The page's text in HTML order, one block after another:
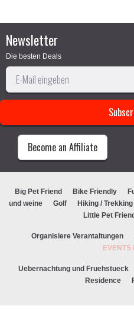
Newsletter
Die besten Deals
Become an Affiliate
Big Pet Friend Bike Friendly
und weine
Golf Hiking / Trekking
Little Pet Friend
Organisiere Verantaltungen
EVENTS
Uebernachtung und Fruehstueck
Residence